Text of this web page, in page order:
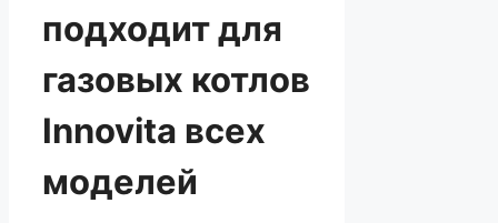
подходит для
газовых котлов
Innovita всех
моделей